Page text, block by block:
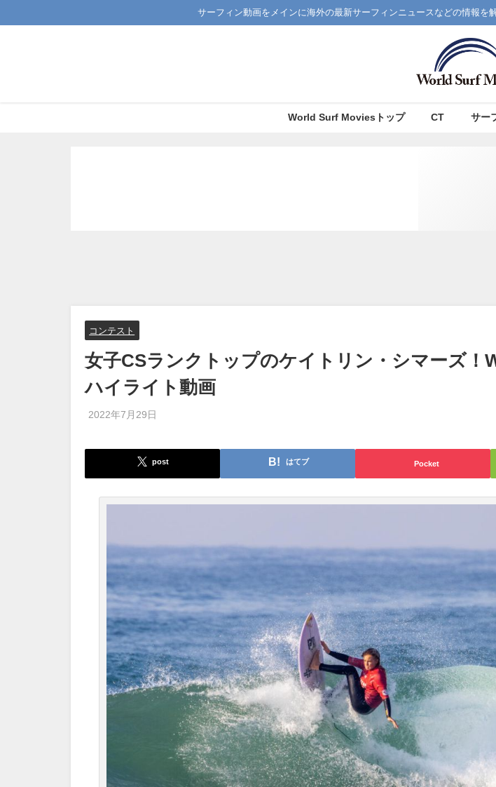
サーフィン動画をメインに海外の最新サーフィンニュースなどの情報
World Surf Moviesトップ CT サー
コンテスト
女子CSランクトップのケイトリン・シマーズ！
ハイライト動画
2022年7月29日
post はてブ Pocket